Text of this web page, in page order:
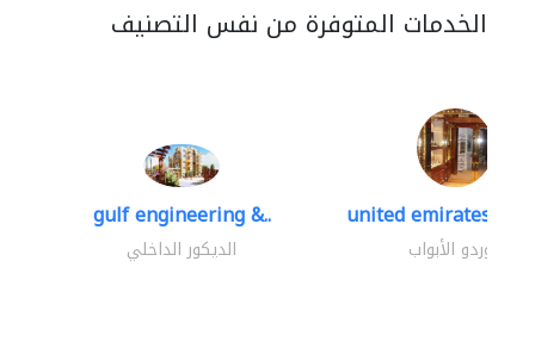
الخدمات المتوفرة من نفس التصنيف
gulf engineering &..
الديكور الداخلي
united emirates
موردو الأبواب